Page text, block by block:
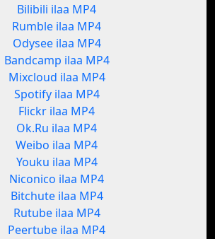
Bilibili ilaa MP4
Rumble ilaa MP4
Odysee ilaa MP4
Bandcamp ilaa MP4
Mixcloud ilaa MP4
Spotify ilaa MP4
Flickr ilaa MP4
Ok.Ru ilaa MP4
Weibo ilaa MP4
Youku ilaa MP4
Niconico ilaa MP4
Bitchute ilaa MP4
Rutube ilaa MP4
Peertube ilaa MP4